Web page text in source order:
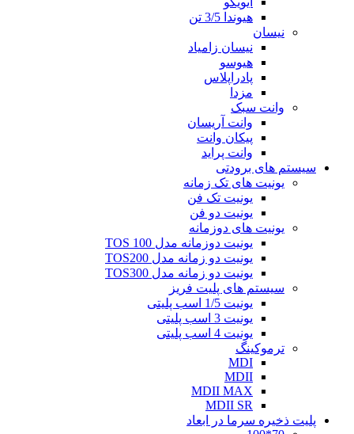
هیوندا 3/5 تن
نیسان
نیسان زامیاد
هیوسو
پادراپلاس
مزدا
وانت سبک
وانت آریسان
پیکان وانت
وانت پراید
سیستم های برودتی
یونیت های تک زمانه
یونیت تک فن
یونیت دو فن
یونیت های دوزمانه
یونیت دوزمانه مدل TOS 100
یونیت دو زمانه مدل TOS200
یونیت دو زمانه مدل TOS300
سیستم های پلیت فریز
یونیت 1/5 اسب پلیتی
یونیت 3 اسب پلیتی
یونیت 4 اسب پلیتی
ترموکینگ
MDI
MDII
MDII MAX
MDII SR
پلیت ذخیره سرما در ابعاد